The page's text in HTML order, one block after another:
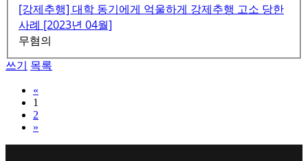
[강제추행] 대학 동기에게 억울하게 강제추행 고소 당한
사례 [2023년 04월]
무혐의
쓰기 목록
«
1
2
»